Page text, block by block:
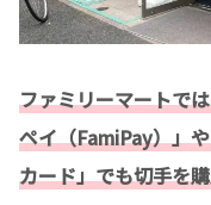
ファミリーマートで
ペイ（FamiPay）」
カード」でも切手を